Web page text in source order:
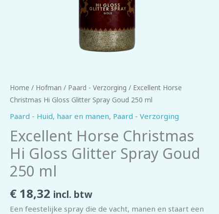
Home / Hofman / Paard - Verzorging / Excellent Horse
Christmas Hi Gloss Glitter Spray Goud 250 ml
Paard - Huid, haar en manen, Paard - Verzorging
Excellent Horse Christmas
Hi Gloss Glitter Spray Goud
250 ml
€ 18,32 incl. btw
Een feestelijke spray die de vacht, manen en staart een